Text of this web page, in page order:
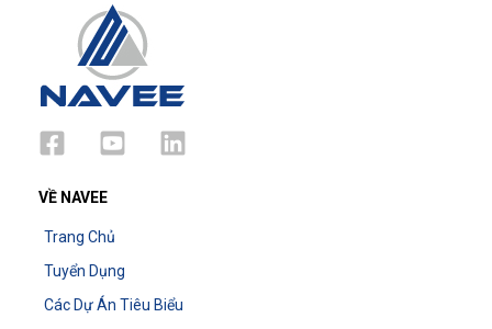
VỀ NAVEE
Trang Chủ
Tuyển Dụng
Các Dự Án Tiêu Biểu